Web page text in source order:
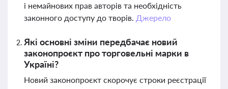
і немайнових прав авторів та необхідність
законного доступу до творів. Джерело
Які основні зміни передбачає новий
законопроєкт про торговельні марки в
Україні?
Новий законопроєкт скорочує строки реєстрації